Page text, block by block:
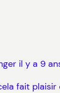
il y a 9
fait